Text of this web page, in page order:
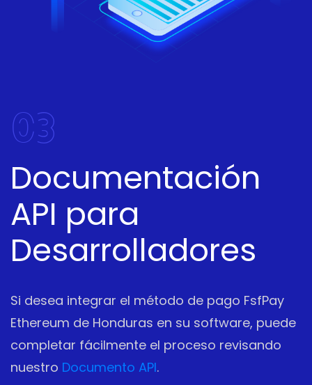
03
Documentación
API para
Desarrolladores
Si desea integrar el método de pago FsfPay
Ethereum de Honduras en su software, puede
completar fácilmente el proceso revisando
nuestro Documento API.